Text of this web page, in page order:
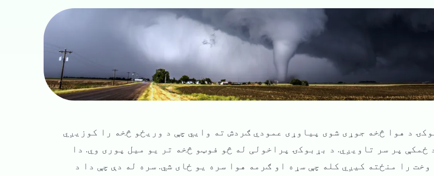
د هوا څخه جوړی شوی پیاوړی عمودي ګردش ته وایي چې د وریځو څخه را کوزیږي
ځمکې پر سر تاویږي. د بړبوکۍ پراخولی له څو فوټو څخه تر یو میل پوری وي. دا
وخت را منځته کیږي کله چې سړه او ګرمه هوا سره یو ځای شي. سره له دې چې دا د